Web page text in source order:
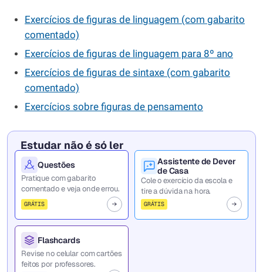
Exercícios de figuras de linguagem (com gabarito
comentado)
Exercícios de figuras de linguagem para 8º ano
Exercícios de figuras de sintaxe (com gabarito
comentado)
Exercícios sobre figuras de pensamento
Estudar não é só ler
Questões
Pratique com gabarito
comentado e veja onde errou.
GRÁTIS
Assistente de Dever
de Casa
Cole o exercício da escola e
tire a dúvida na hora.
GRÁTIS
Flashcards
Revise no celular com cartões
feitos por professores.